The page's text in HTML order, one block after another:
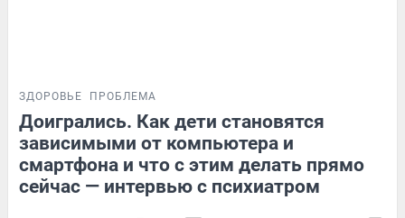
ЗДОРОВЬЕ ПРОБЛЕМА
Доигрались. Как дети становятся
зависимыми от компьютера и
смартфона и что с этим делать прямо
сейчас — интервью с психиатром